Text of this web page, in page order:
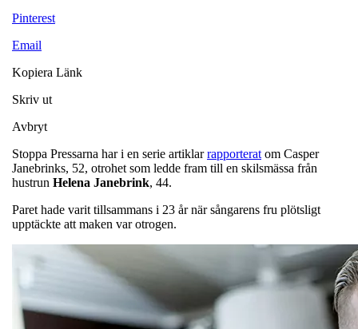
Pinterest
Email
Kopiera Länk
Skriv ut
Avbryt
Stoppa Pressarna har i en serie artiklarrapporterat om Casper
Janebrinks, 52, otrohet som ledde fram till en skilsmässa från
hustrun Helena Janebrink, 44.
Paret hade varit tillsammans i 23 år när sångarens fru plötsligt
upptäckte att maken var otrogen.